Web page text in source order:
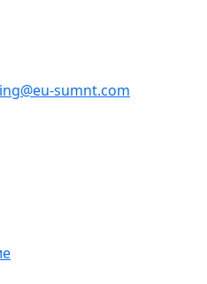
sumnt.com